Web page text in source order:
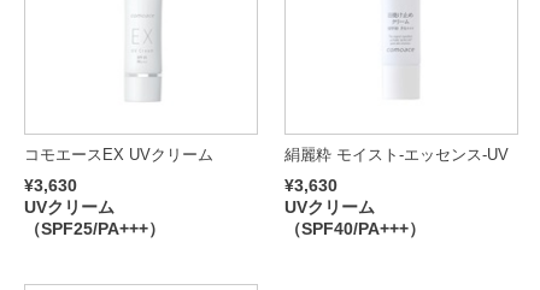
コモエースEX UVクリーム
¥3,630
UVクリーム
（SPF25/PA+++）
絹麗粋 モイスト-エッセンス-UV
¥3,630
UVクリーム
（SPF40/PA+++）